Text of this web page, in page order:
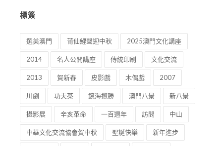
標簽
選美澳門 莆仙鯉聲迎中秋 2025澳門文化講座
2014 名人公開講座 傳統印刷 文化交流
2013 賀新春 皮影戲 木偶戲 2007
川劇 功夫茶 鏡海攬勝 澳門八景 新八景
攝影展 辛亥革命 一百週年 訪問 中山
中華文化交流協會賀中秋 聖誕快樂 新年進步